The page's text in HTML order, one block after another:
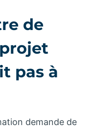
de
pas à
demande de